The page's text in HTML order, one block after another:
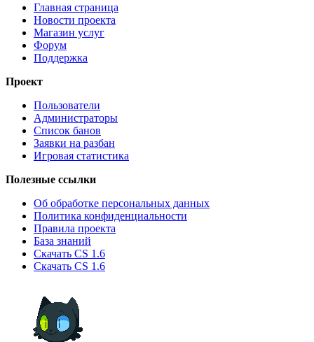
Главная страница
Новости проекта
Магазин услуг
Форум
Поддержка
Проект
Пользователи
Администраторы
Список банов
Заявки на разбан
Игровая статистика
Полезные ссылки
Об обработке персональных данных
Политика конфиденциальности
Правила проекта
База знаний
Скачать CS 1.6
Скачать CS 1.6